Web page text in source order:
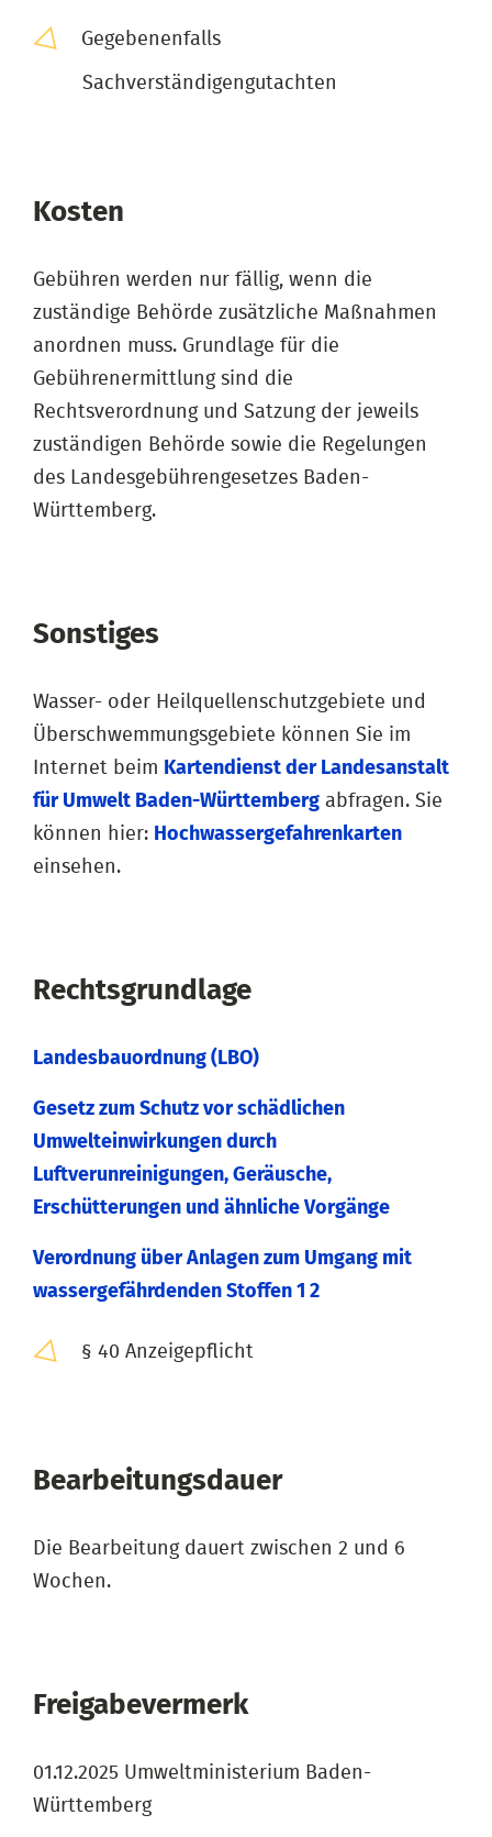
Gegebenenfalls
Sachverständigengutachten
Kosten
Gebühren werden nur fällig, wenn die
zuständige Behörde zusätzliche Maßnahmen
anordnen muss. Grundlage für die
Gebührenermittlung sind die
Rechtsverordnung und Satzung der jeweils
zuständigen Behörde sowie die Regelungen
des Landesgebührengesetzes Baden-
Württemberg.
Sonstiges
Wasser- oder Heilquellenschutzgebiete und
Überschwemmungsgebiete können Sie im
Internet beim Kartendienst der Landesanstalt
für Umwelt Baden-Württemberg abfragen. Sie
können hier: Hochwassergefahrenkarten
einsehen.
Rechtsgrundlage
Landesbauordnung (LBO)
Gesetz zum Schutz vor schädlichen
Umwelteinwirkungen durch
Luftverunreinigungen, Geräusche,
Erschütterungen und ähnliche Vorgänge
Verordnung über Anlagen zum Umgang mit
wassergefährdenden Stoffen 1 2
§ 40 Anzeigepflicht
Bearbeitungsdauer
Die Bearbeitung dauert zwischen 2 und 6
Wochen.
Freigabevermerk
01.12.2025 Umweltministerium Baden-
Württemberg